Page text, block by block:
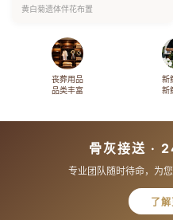
黄白菊遗体伴花布置
丧葬用品
品类丰富
新
新
骨灰接送 ·
专业团队随时待命，为
了